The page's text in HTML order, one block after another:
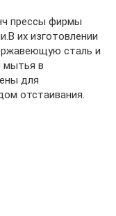
прессы фирмы
их изготовлении
сталь и
мытья в
для
отстаивания.